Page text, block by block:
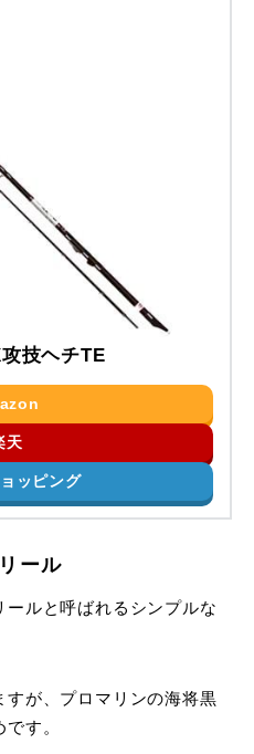
技ヘチTE
天
ッピング
ール
ルと呼ばれるシンプルな
すが、プロマリンの海将黒
す。